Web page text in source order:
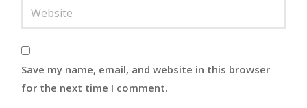
Save my name, email, and website in this browser
for the next time I comment.